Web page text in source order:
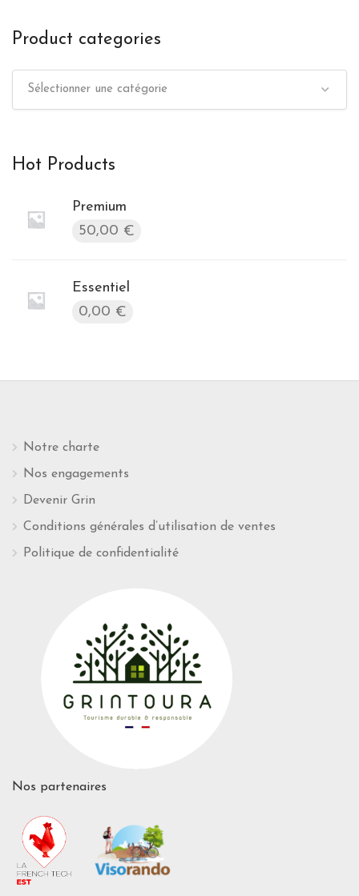
Product categories
Sélectionner une catégorie
Hot Products
Premium
50,00 €
Essentiel
0,00 €
Notre charte
Nos engagements
Devenir Grin
Conditions générales d’utilisation de ventes
Politique de confidentialité
Nos partenaires